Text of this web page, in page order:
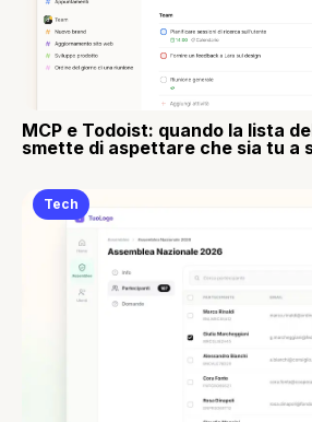
MCP e Todoist: quando la lista
smette di aspettare che sia tu a
Tech